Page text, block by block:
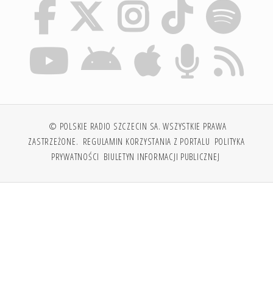
© POLSKIE RADIO SZCZECIN SA. WSZYSTKIE PRAWA
ZASTRZEŻONE. REGULAMIN KORZYSTANIA Z PORTALU POLITYKA
PRYWATNOŚCI BIULETYN INFORMACJI PUBLICZNEJ